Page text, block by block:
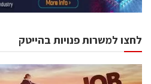
לחצו למשרות פנויות בהייטק